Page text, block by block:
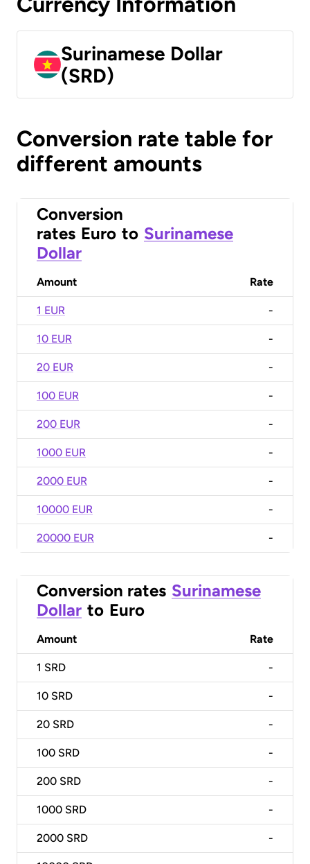
Surinamese Dollar
(SRD)
Conversion rate table for
different amounts
Conversion
rates Euro to Surinamese
Dollar
Amount Rate
1 EUR -
10 EUR -
20 EUR -
100 EUR -
200 EUR -
1000 EUR -
2000 EUR -
10000 EUR -
20000 EUR -
Conversion rates Surinamese
Dollar to Euro
Amount Rate
1 SRD -
10 SRD -
20 SRD -
100 SRD -
200 SRD -
1000 SRD -
2000 SRD -